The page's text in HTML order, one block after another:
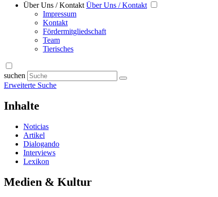
Über Uns / Kontakt Über Uns / Kontakt
Impressum
Kontakt
Fördermitgliedschaft
Team
Tierisches
suchen
Erweiterte Suche
Inhalte
Noticias
Artikel
Dialogando
Interviews
Lexikon
Medien & Kultur